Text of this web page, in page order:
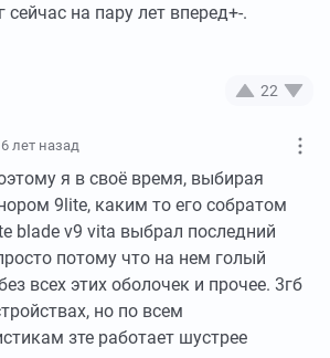
сейчас на пару лет вперед+-.
22
6 лет назад
я в своё время, выбирая
9lite, каким то его собратом
blade v9 vita выбрал последний
потому что на нем голый
всех этих оболочек и прочее. 3гб
но по всем
зте работает шустрее